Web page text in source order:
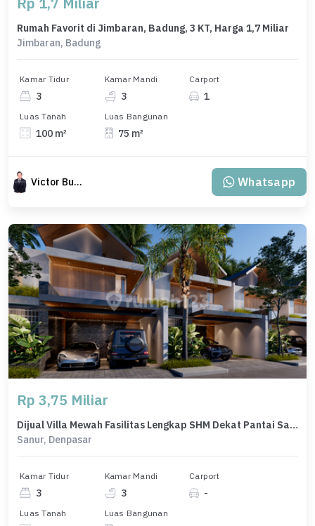
Rumah Favorit di Jimbaran, Badung, 3 KT, Harga 1,7 Miliar
Jimbaran, Badung
Kamar Tidur
3
Kamar Mandi
3
Carport
1
Luas Tanah
100 m²
Luas Bangunan
75 m²
Victor Budiman Whatsapp
Rp 3,75 Miliar
Dijual Villa Mewah Fasilitas Lengkap SHM Dekat Pantai Sanur Bali
Sanur, Denpasar
Kamar Tidur
3
Kamar Mandi
3
Carport
-
Luas Tanah Luas Bangunan